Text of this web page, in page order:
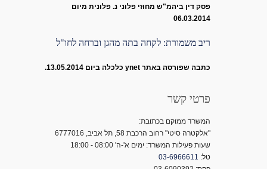
פסק דין ביהמ"ש מחוזי פלוני נ. פלונית מיום
06.03.2014
ריב משמורת: לקחה בתה מהגן וברחה לחו"ל
כתבה שפורסה באתר ynet כלכלה ביום 13.05.2014.
פרטי קשר
המשרד ממוקם בכתובת:
"אלקטרה סיטי" רחוב הרכבת 58, תל אביב, 6777016
שעות פעילות המשרד: ימים א'-ה' 08:00 - 18:00
טל: 03-6966611